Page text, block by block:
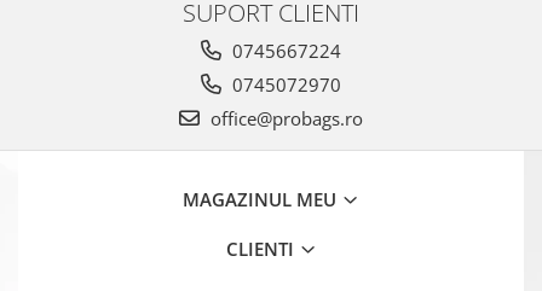
SUPORT CLIENTI
0745667224
0745072970
office@probags.ro
MAGAZINUL MEU
CLIENTI